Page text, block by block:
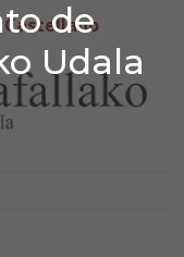
de
Udala
de
Castellano